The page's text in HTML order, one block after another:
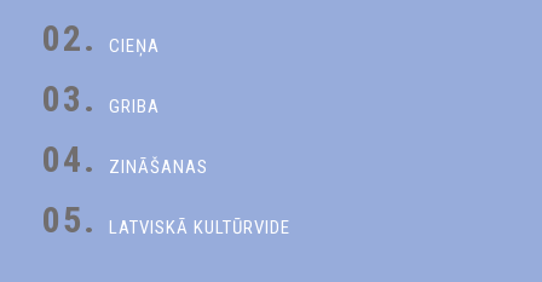
02. CIEŅA
03. GRIBA
04. ZINĀŠANAS
05. LATVISKĀ KULTŪRVIDE